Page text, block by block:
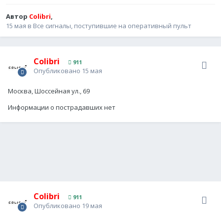
Автор Colibri,
15 мая в Все сигналы, поступившие на оперативный пульт
Colibri 911
Опубликовано 15 мая
Москва, Шоссейная ул., 69
Информации о пострадавших нет
Colibri 911
Опубликовано 19 мая